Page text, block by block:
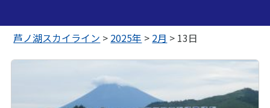
芦ノ湖スカイライン > 2025年 > 2月 > 13日